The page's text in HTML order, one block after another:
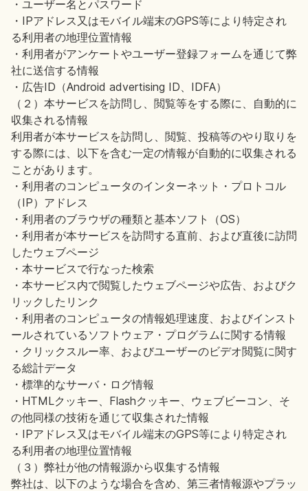
・ユーザー名とパスワード
・IPアドレス又はモバイル端末のGPS等により特定され
る利用者の地理位置情報
・利用者がアンケートやユーザー登録フォームを通じて弊
社に送信する情報
・広告ID（Android advertising ID、IDFA）
（２）本サービスを訪問し、閲覧等をする際に、自動的に
収集される情報
利用者が本サービスを訪問し、閲覧、投稿等のやり取りを
する際には、以下を含む一定の情報が自動的に収集される
ことがあります。
・利用者のコンピュータのインターネット・プロトコル
（IP）アドレス
・利用者のブラウザの種類と基本ソフト（OS）
・利用者が本サービスを訪問する直前、および直後に訪問
したウェブページ
・本サービスで行なった検索
・本サービス内で閲覧したウェブページや広告、およびク
リックしたリンク
・利用者のコンピュータの情報処理速度、およびインスト
ールされているソフトウェア・プログラムに関する情報
・クリックスルー率、およびユーザーのビデオ閲覧に関す
る総計データ
・標準的なサーバ・ログ情報
・HTMLクッキー、Flashクッキー、ウェブビーコン、そ
の他同様の技術を通じて収集された情報
・IPアドレス又はモバイル端末のGPS等により特定され
る利用者の地理位置情報
（３）弊社が他の情報源から収集する情報
弊社は、以下のような場合を含め、第三者情報源やプラッ